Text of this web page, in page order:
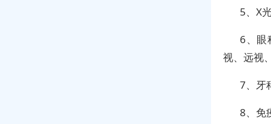
5、X
6、眼
视、远视
7、牙
8、免